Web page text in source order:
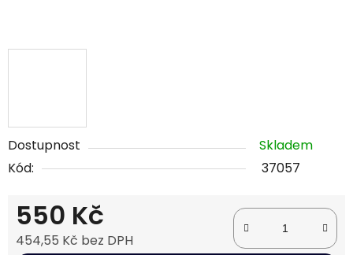
Dostupnost
Skladem
Kód:
37057
550 Kč
454,55 Kč bez DPH